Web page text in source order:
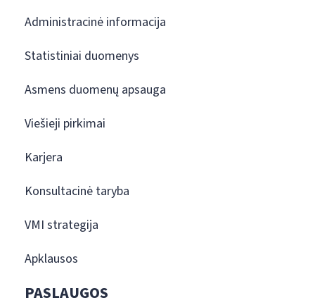
Administracinė informacija
Statistiniai duomenys
Asmens duomenų apsauga
Viešieji pirkimai
Karjera
Konsultacinė taryba
VMI strategija
Apklausos
PASLAUGOS